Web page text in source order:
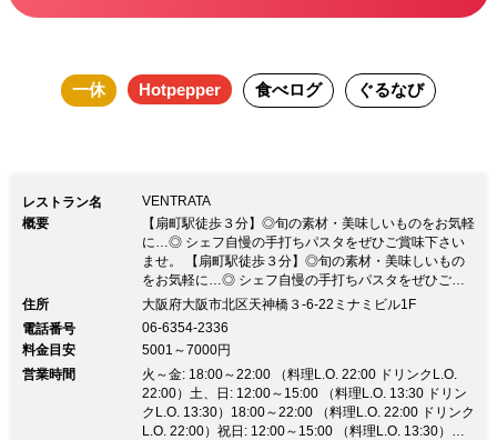
一休 Hotpepper 食べログ ぐるなび
レストラン名
VENTRATA
概要
【扇町駅徒歩３分】◎旬の素材・美味しいものをお気軽
に…◎ シェフ自慢の手打ちパスタをぜひご賞味下さい
ませ。 【扇町駅徒歩３分】◎旬の素材・美味しいもの
をお気軽に…◎ シェフ自慢の手打ちパスタをぜひご賞
味下さいませ。■素材にこだわるシェフの１品１品をぜ
タをぜひご賞味下さいませ》 ■スパゲッティ・にんにく
タカの爪 アンチョビ 1,000円■ ■スパゲッティ・トマト
ソース 900円■ ■ペンネ・りんごとくるみのゴルゴンゾ
ーラチーズ 1,300円■ ■リングイネ・牡蠣のスモーク ト
マトクリームソース 1,400円■
住所
大阪府大阪市北区天神橋３-6-22ミナミビル1F
電話番号
06-6354-2336
料金目安
5001～7000円
営業時間
火～金: 18:00～22:00 （料理L.O. 22:00 ドリンクL.O.
22:00）土、日: 12:00～15:00 （料理L.O. 13:30 ドリン
クL.O. 13:30）18:00～22:00 （料理L.O. 22:00 ドリンク
L.O. 22:00）祝日: 12:00～15:00 （料理L.O. 13:30）